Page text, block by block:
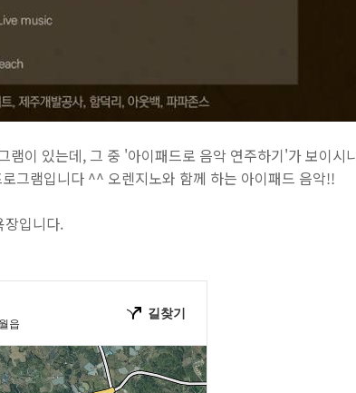
램이 있는데, 그 중 '아이패드로 음악 연주하기'가 보이시
그램입니다 ^^ 오렌지노와 함께 하는 아이패드 음악!!
장입니다.